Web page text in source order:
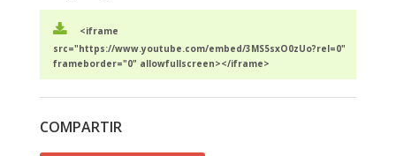
<iframe
src="https://www.youtube.com/embed/3MS5sxO0zUo?rel=0"
frameborder="0" allowfullscreen></iframe>
COMPARTIR